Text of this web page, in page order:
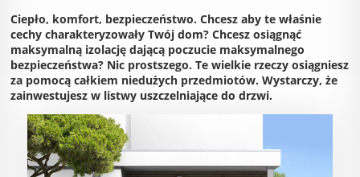
Ciepło, komfort, bezpieczeństwo. Chcesz aby te właśnie
cechy charakteryzowały Twój dom? Chcesz osiągnąć
maksymalną izolację dającą poczucie maksymalnego
bezpieczeństwa? Nic prostszego. Te wielkie rzeczy osiągniesz
za pomocą całkiem niedużych przedmiotów. Wystarczy, że
zainwestujesz w listwy uszczelniające do drzwi.